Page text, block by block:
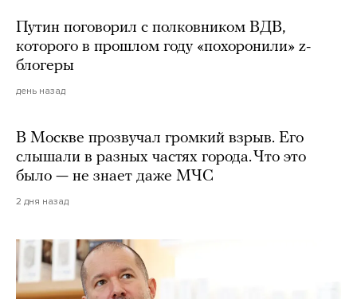
Путин поговорил с полковником ВДВ,
которого в прошлом году «похоронили» z-
блогеры
день назад
В Москве прозвучал громкий взрыв. Его
слышали в разных частях города. Что это
было — не знает даже МЧС
2 дня назад